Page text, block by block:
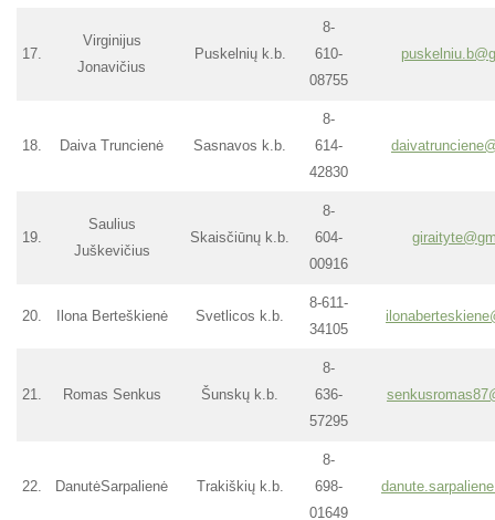
17.
Virginijus
Jonavičius
Puskelnių k.b.
8-
610-
08755
18. Daiva Truncienė Sasnavos k.b.
8-
614-
42830
19.
Saulius
Juškevičius
Skaisčiūnų k.b.
8-
604-
00916
20. Ilona Berteškienė Svetlicos k.b.
8-611-
34105
21. Romas Senkus Šunskų k.b.
8-
636-
57295
22. DanutėSarpalienė Trakiškių k.b.
8-
698-
01649